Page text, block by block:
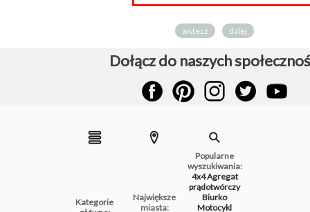
wstecz dalej
Dołącz do naszych
Kategorie
Największe
miasta:
Popularne
wyszukiwania:
4x4Agregat
prądotwórczy
Biurko
Motocykl